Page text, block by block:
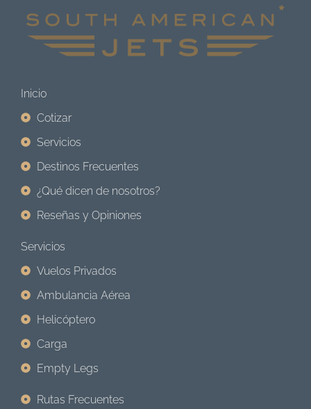
Inicio
Cotizar
Servicios
Destinos Frecuentes
¿Qué dicen de nosotros?
Reseñas y Opiniones
Servicios
Vuelos Privados
Ambulancia Aérea
Helicóptero
Carga
Empty Legs
Rutas Frecuentes